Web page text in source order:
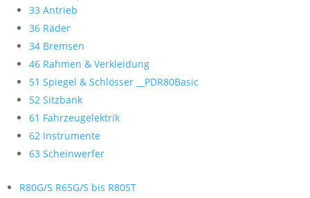
33 Antrieb
36 Räder
34 Bremsen
46 Rahmen & Verkleidung
51 Spiegel & Schlösser __PDR80Basic
52 Sitzbank
61 Fahrzeugelektrik
62 Instrumente
63 Scheinwerfer
R80G/S R65G/S bis R80ST